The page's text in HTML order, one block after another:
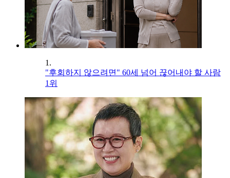
1.
"후회하지 않으려면" 60세 넘어 끊어내야 할 사람
1위